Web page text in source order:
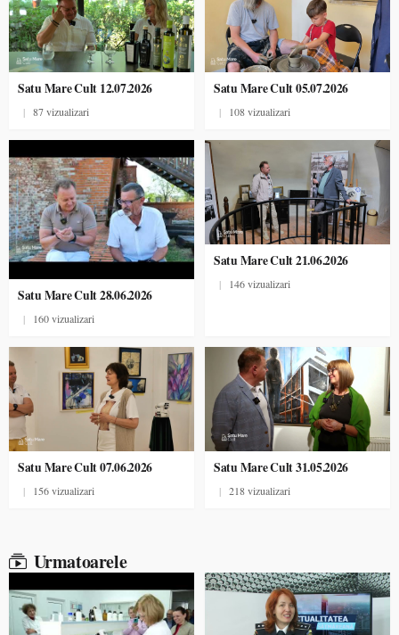
Satu Mare Cult 12.07.2026
| 87 vizualizari
Satu Mare Cult 05.07.2026
| 108 vizualizari
Satu Mare Cult 28.06.2026
| 160 vizualizari
Satu Mare Cult 21.06.2026
| 146 vizualizari
Satu Mare Cult 07.06.2026
| 156 vizualizari
Satu Mare Cult 31.05.2026
| 218 vizualizari
Urmatoarele